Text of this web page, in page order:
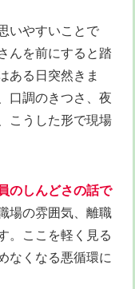
いやすいことで
んを前にすると踏
ある日突然きま
口調のきつさ、夜
こうした形で現場
のしんどさの話で
場の雰囲気、離職
。ここを軽く見る
なくなる悪循環に